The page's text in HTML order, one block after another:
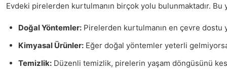
Evdeki pirelerden kurtulmanın birçok yolu bulunmaktadır.
Doğal Yöntemler: Pirelerden kurtulmanın en çevre
Kimyasal Ürünler: Eğer doğal yöntemler yeterli
Temizlik: Düzenli temizlik, pirelerin yaşam döngüsünü